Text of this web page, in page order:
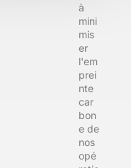
à
mini
mis
er
l'em
prei
nte
car
bon
e de
nos
opé